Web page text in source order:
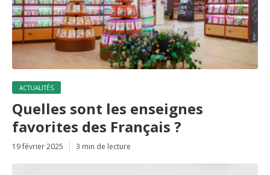
ACTUALITÉS
Quelles sont les enseignes
favorites des Français ?
19 février 2025 3 min de lecture